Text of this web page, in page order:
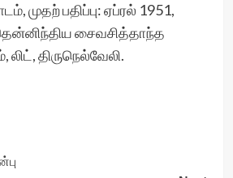
முதற் பதிப்பு: ஏப்ரல் 1951,
சைவசித்தாந்த
லிட், திருநெல்வேலி.